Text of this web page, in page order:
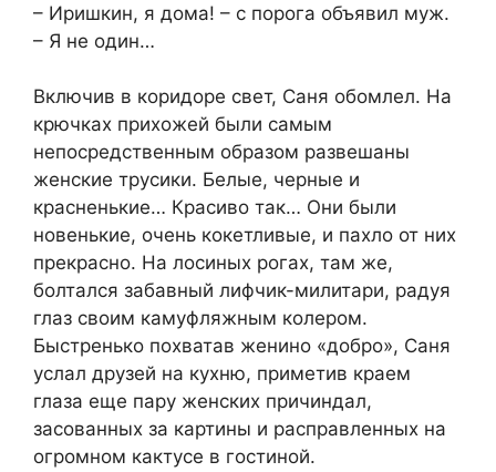
– Иришкин, я дома! – с порога объявил муж.
– Я не один…
Включив в коридоре свет, Саня обомлел. На
крючках прихожей были самым
непосредственным образом развешаны
женские трусики. Белые, черные и
красненькие… Красиво так… Они были
новенькие, очень кокетливые, и пахло от них
прекрасно. На лосиных рогах, там же,
болтался забавный лифчик-милитари, радуя
глаз своим камуфляжным колером.
Быстренько похватав женино «добро», Саня
услал друзей на кухню, приметив краем
глаза еще пару женских причиндал,
засованных за картины и расправленных на
огромном кактусе в гостиной.